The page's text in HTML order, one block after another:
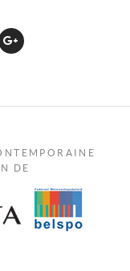
DE